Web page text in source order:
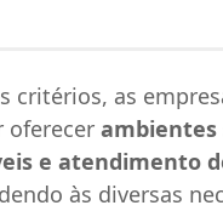
critérios, as
oferecer ambientes
e atendimento
às diversas